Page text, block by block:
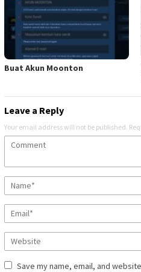
Buat Akun Moonton
Leave a Reply
Your email address will not be published.
Save my name, email, and